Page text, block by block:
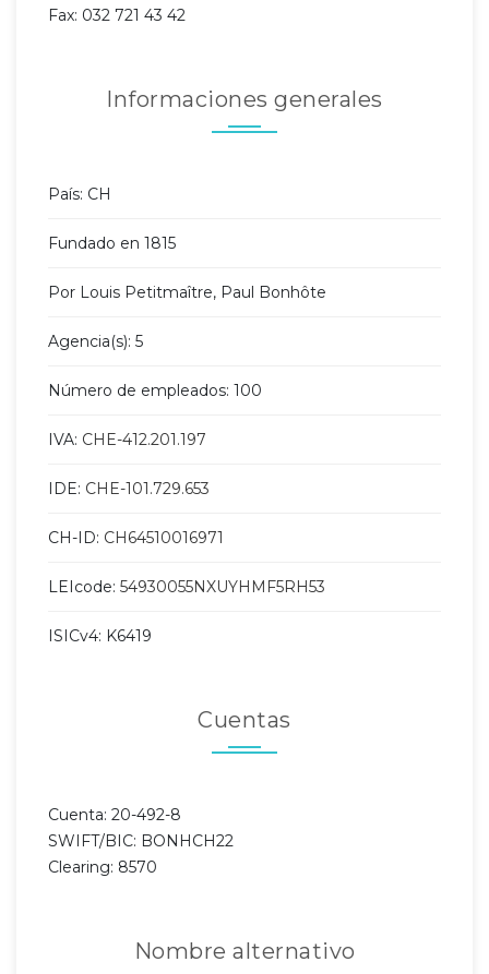
Fax: 032 721 43 42
Informaciones generales
País: CH
Fundado en 1815
Por Louis Petitmaître, Paul Bonhôte
Agencia(s): 5
Número de empleados: 100
IVA: CHE-412.201.197
IDE: CHE-101.729.653
CH-ID: CH64510016971
LEIcode: 54930055NXUYHMF5RH53
ISICv4: K6419
Cuentas
Cuenta: 20-492-8
SWIFT/BIC: BONHCH22
Clearing: 8570
Nombre alternativo